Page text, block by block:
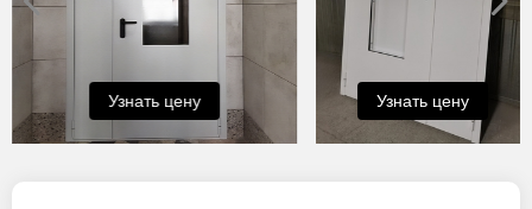
Узнать цену Узнать цену